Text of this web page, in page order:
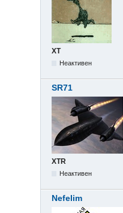
XT
Неактивен
SR71
XTR
Неактивен
Nefelim